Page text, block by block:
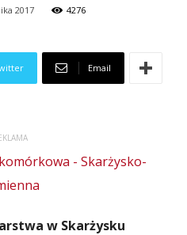
2017 4276
Email
w Skarżysku